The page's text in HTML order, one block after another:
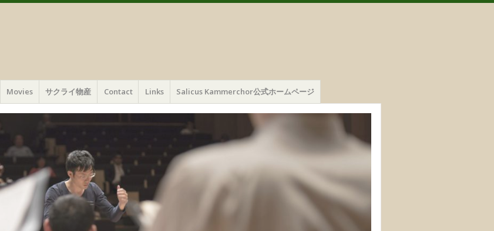
Movies サクライ物産 Contact Links Salicus Kammerchor公式ホームページ